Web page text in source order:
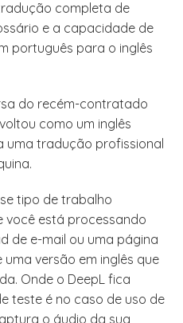
completa de
e a capacidade de
português para o inglês
do recém-contratado
como um inglês
uma tradução profissional
tipo de trabalho
você está processando
de e-mail ou uma página
versão em inglês que
Onde o DeepL fica
teste é no caso de uso de
o áudio da sua